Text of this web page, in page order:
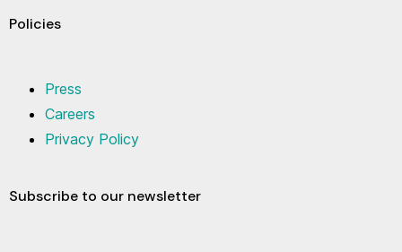
Policies
Press
Careers
Privacy Policy
Subscribe to our newsletter